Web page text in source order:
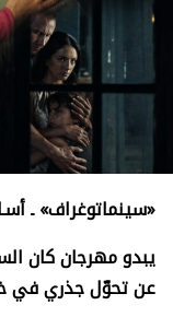
«سينماتوغراف» ـ
يبدو مهرجان كان
عن تحوّل جذري في